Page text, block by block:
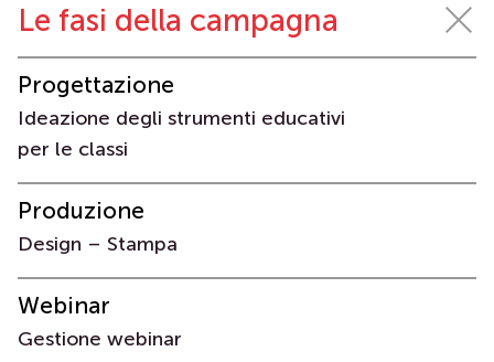
Le fasi della campagna
Progettazione
Ideazione degli strumenti educativi
per le classi
Produzione
Design – Stampa
Webinar
Gestione webinar